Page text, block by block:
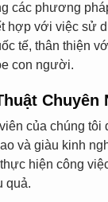
các phương
hợp với việc sử
tế, thân thiện
con người.
Chuyên
của chúng tôi
và giàu kinh
hiện công
quả.